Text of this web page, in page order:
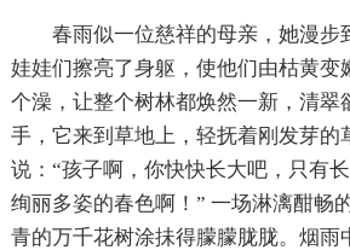
春雨似一位慈祥的母亲，她漫步
娃娃们擦亮了身躯，使他们由枯黄变
个澡，让整个树林都焕然一新，清翠
手，它来到草地上，轻抚着刚发芽的
说：“孩子啊，你快快长大吧，只有
绚丽多姿的春色啊！” 一场淋漓酣畅
青的万千花树涂抺得朦朦胧胧。烟雨